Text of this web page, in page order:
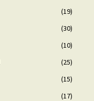
(19)
(30)
(10)
(25)
(15)
(17)